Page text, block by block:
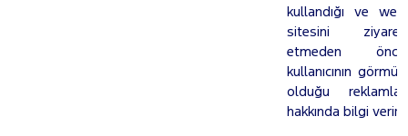
kullandığı ve web
sitesini ziyaret
etmeden önce
kullanıcının görmüş
olduğu reklamlar
hakkında bilgi verir.